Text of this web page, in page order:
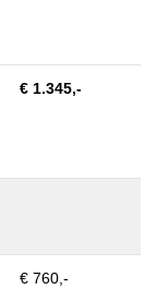
€ 1.345,-
€ 760,-